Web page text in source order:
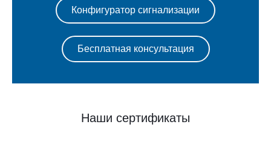
Конфигуратор сигнализации
Бесплатная консультация
Наши сертификаты